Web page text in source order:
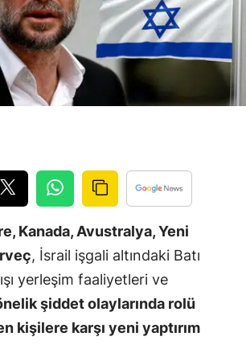
Diyarbakır
Edirne
Erzincan
Eskişehir
Gaziantep
Giresun
Hakkari
Hatay
Kanada, Avustralya, Yeni
, İsrail işgali altındaki Batı
yerleşim faaliyetleri ve
şiddet olaylarında rolü
kişilere karşı yeni yaptırım